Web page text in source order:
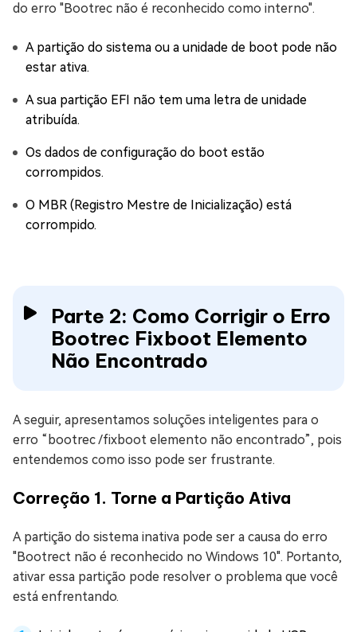
do erro "Bootrec não é reconhecido como interno".
A partição do sistema ou a unidade de boot pode não
estar ativa.
A sua partição EFI não tem uma letra de unidade
atribuída.
Os dados de configuração do boot estão
corrompidos.
O MBR (Registro Mestre de Inicialização) está
corrompido.
Parte 2: Como Corrigir o Erro
Bootrec Fixboot Elemento
Não Encontrado
A seguir, apresentamos soluções inteligentes para o
erro “bootrec /fixboot elemento não encontrado”, pois
entendemos como isso pode ser frustrante.
Correção 1. Torne a Partição Ativa
A partição do sistema inativa pode ser a causa do erro
"Bootrect não é reconhecido no Windows 10". Portanto,
ativar essa partição pode resolver o problema que você
está enfrentando.